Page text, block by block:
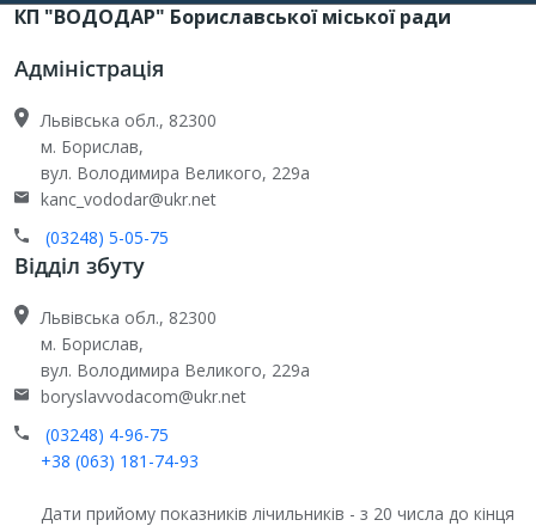
КП "ВОДОДАР" Бориславської міської ради
Адміністрація
Львівська обл., 82300
м. Борислав,
вул. Володимира Великого, 229а
kanc_vododar@ukr.net
(03248) 5-05-75
Відділ збуту
Львівська обл., 82300
м. Борислав,
вул. Володимира Великого, 229а
boryslavvodacom@ukr.net
(03248) 4-96-75
+38 (063) 181-74-93
Дати прийому показників лічильників - з 20 числа до кінця